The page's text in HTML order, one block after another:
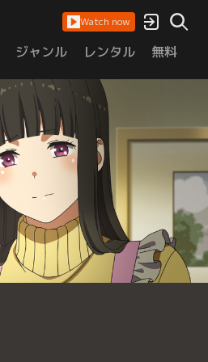
Watch now
ジャンル レンタル 無料